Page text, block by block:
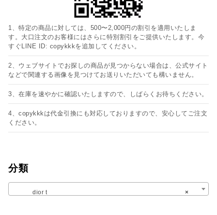
1、特定の商品に対しては、500〜2,000円の割引を適用いたしま
す。大口注文のお客様にはさらに特別割引をご提供いたします。今
すぐLINE ID: copykkkを追加してください。
2、ウェブサイトでお探しの商品が見つからない場合は、公式サイト
などで関連する画像を見つけてお送りいただいても構いません。
3、在庫を速やかに確認いたしますので、しばらくお待ちください。
4、copykkkは代金引換にも対応しておりますので、安心してご注文
ください。
分類
×
dior t